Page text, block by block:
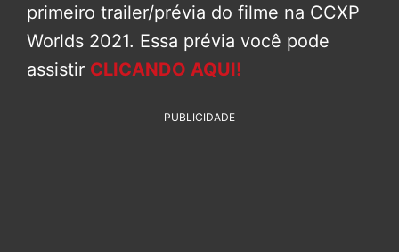
primeiro trailer/prévia do filme na CCXP
Worlds 2021. Essa prévia você pode
assistir CLICANDO AQUI!
PUBLICIDADE